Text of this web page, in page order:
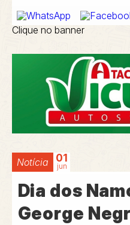
Clique no banner
Notícia 01
jun
Dia dos
George